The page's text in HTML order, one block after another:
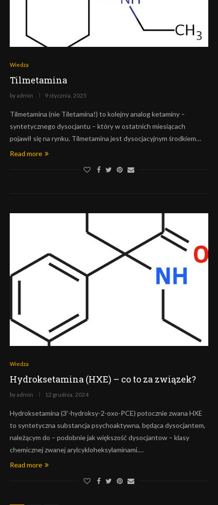
Wiedza
Tilmetamina
byadmin 9 stycznia, 2025
Tilmetamina (nie Tiletamina!) to kolejny analog ketaminy –
syntetycznego dysocjantu – który w ostatnich miesiącach
pojawił się na rynku. Tilmetamina jest dysocjacyjnym środkiem…
Read more
Wiedza
Hydroksetamina (HXE) – co to za związek?
byadmin 12 grudnia, 2024
Hydroksetamina (3′-hydroksy-2-oxo-PCE) potocznie zwana HXE
to syntetyczna substancja psychoaktywna, będąca dysocjantem,
należącym do – podobnie jak większość dysocjantow – klasy
chemicznej zwanej arylcykloheksylaminami.…
Read more